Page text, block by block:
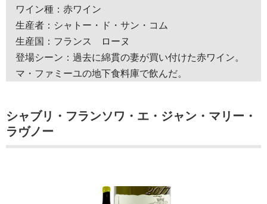
ワイン種：赤ワイン
生産者：シャトー・ド・サン・コム
生産国：フランス ローヌ
登場シーン：過去に綿貫の妻が買い付けた赤ワイン。
マ・ファミーユの地下食料庫で飲んだ。
シャブリ・フランソワ・エ・ジャン・マリー・
ラヴノー